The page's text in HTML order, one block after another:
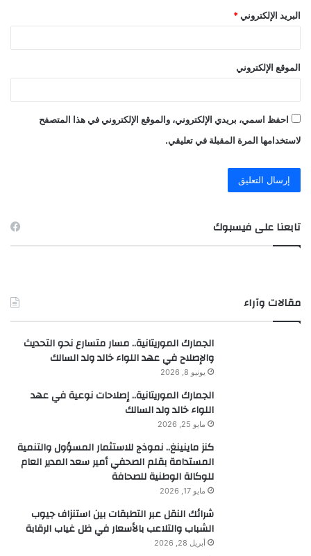
البريد الإلكتروني *
الموقع الإلكتروني
احفظ اسمي، بريدي الإلكتروني، والموقع الإلكتروني في هذا المتصفح
لاستخدامها المرة المقبلة في تعليقي.
تابعنا على فيسبوك
مقالات وآراء
الجمارك الموريتانية.. مسار متسارع نحو التحديث
والإصلاح في عهد اللواء خالد ولد السالك
يونيو 8, 2026
الجمارك الموريتانية.. إصلاحات نوعية في عهد
اللواء خالد ولد السالك
مايو 25, 2026
كنز ماينينغ.. نموذج للاستثمار المسؤول والتنمية
المستدامة بقلم الصحفي أمير سعد المدير العام
للوكالة الوطنية للصحافة
مايو 17, 2026
شرائك النقل عبر التطبقات بين استنزاف جيوب
الشباب والتلاعب بالأسعار في ظل غياب الرقابة
أبريل 28, 2026